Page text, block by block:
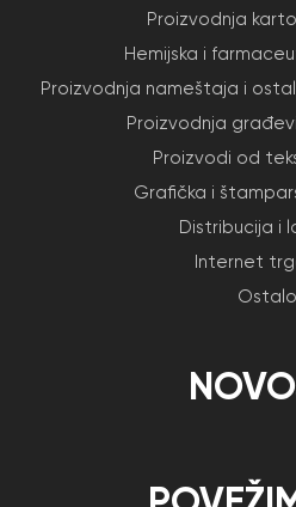
Proizvodnja
Hemijska i
Proizvodnja nameštaja i
Proizvodnja
Proizvodi od
Grafička i
Distribucija i
Internet
Ostalo